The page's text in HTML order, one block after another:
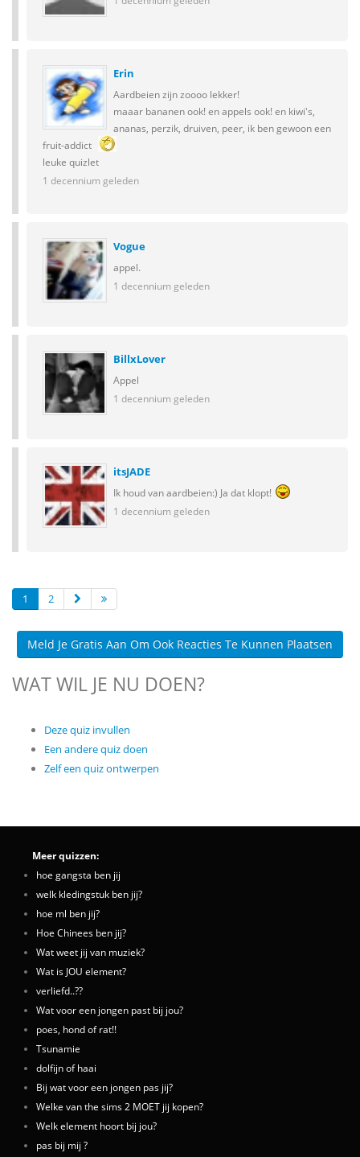
Erin
Aardbeien zijn zoooo lekker!
maaar bananen ook! en appels ook! en kiwi's,
ananas, perzik, druiven, peer, ik ben gewoon een
fruit-addict
leuke quizlet
1 decennium geleden
Vogue
appel.
1 decennium geleden
BillxLover
Appel
1 decennium geleden
itsJADE
Ik houd van aardbeien:) Ja dat klopt!
1 decennium geleden
1 2
Meld Je Gratis Aan Om Ook Reacties Te Kunnen Plaatsen
WAT WIL JE NU DOEN?
Deze quiz invullen
Een andere quiz doen
Zelf een quiz ontwerpen
Meer quizzen:
hoe gangsta ben jij
welk kledingstuk ben jij?
hoe ml ben jij?
Hoe Chinees ben jij?
Wat weet jij van muziek?
Wat is JOU element?
verliefd..??
Wat voor een jongen past bij jou?
poes, hond of rat!!
Tsunamie
dolfijn of haai
Bij wat voor een jongen pas jij?
Welke van the sims 2 MOET jij kopen?
Welk element hoort bij jou?
pas bij mij ?